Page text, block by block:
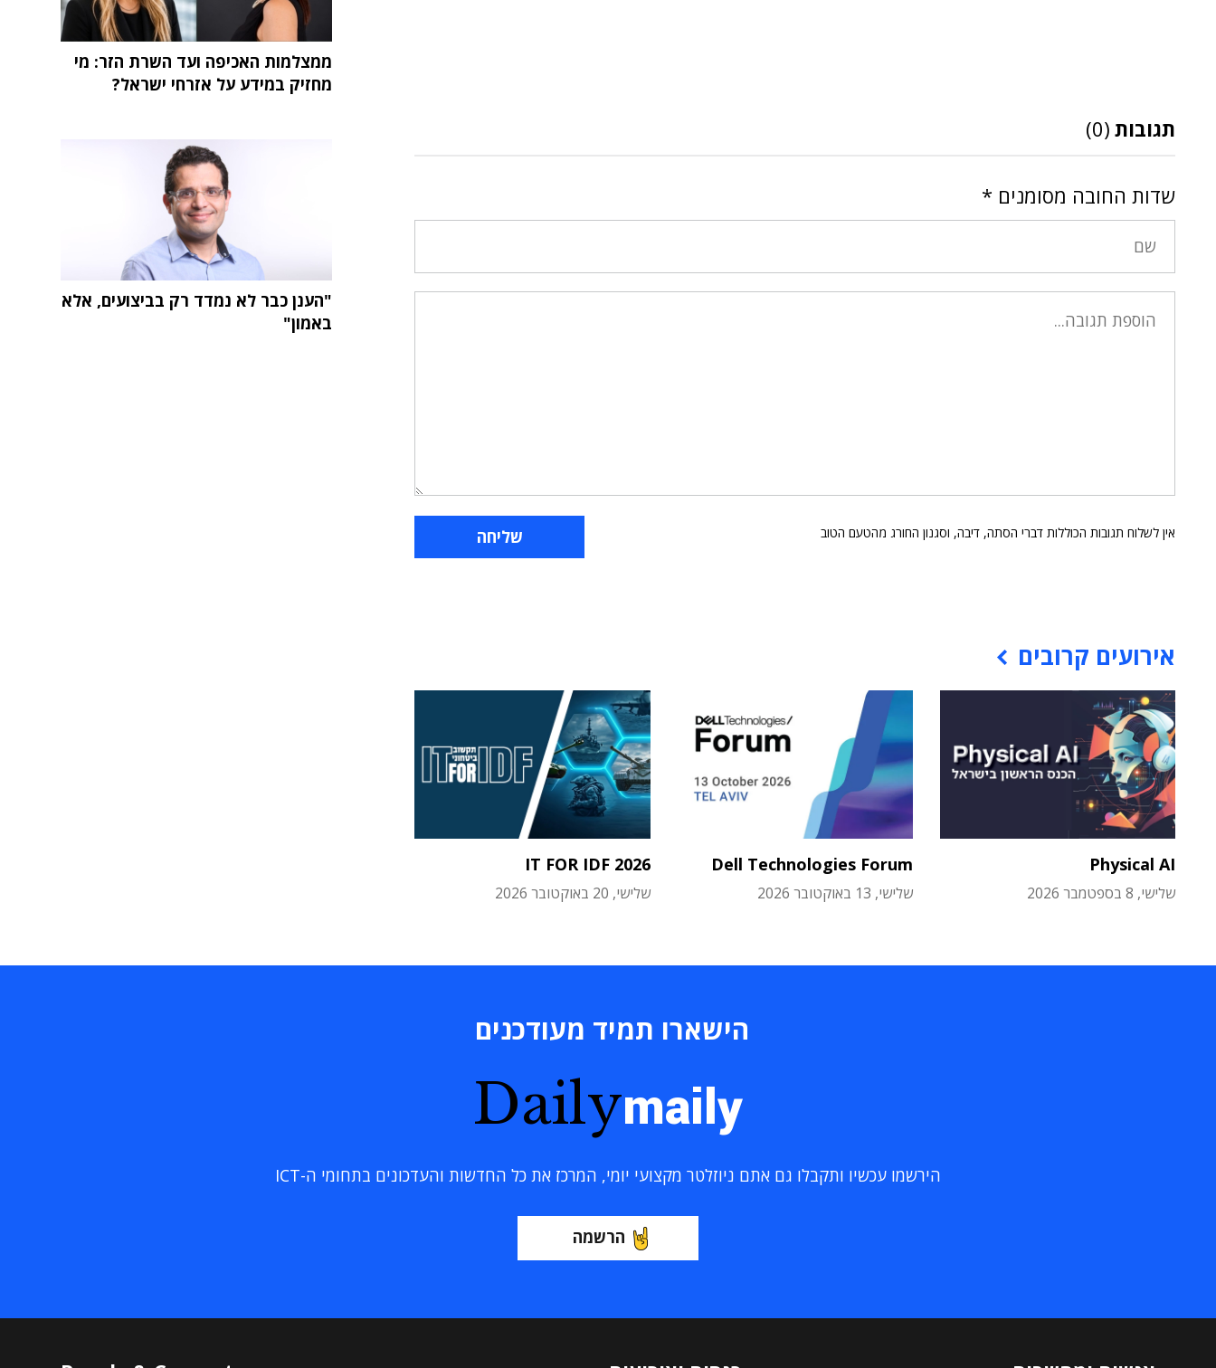
תגובות (0)
שדות החובה מסומנים *
אין לשלוח תגובות הכוללות דברי הסתה, דיבה, וסגנון החורג מהטעם הטוב
אירועים קרובים
Physical AI
שלישי, 8 בספטמבר 2026
Dell Technologies Forum
שלישי, 13 באוקטובר 2026
IT FOR IDF 2026
שלישי, 20 באוקטובר 2026
ממצלמות האכיפה ועד השרת הזר: מי
מחזיק במידע על אזרחי ישראל?
"הענן כבר לא נמדד רק בביצועים, אלא
באמון"
הישארו תמיד מעודכנים
Dailymaily
הירשמו עכשיו ותקבלו גם אתם ניוזלטר מקצועי יומי, המרכז את כל החדשות והעדכונים בתחומי ה-ICT
הרשמה